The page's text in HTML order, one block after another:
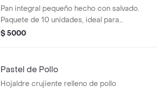
Pan integral pequeño hecho con salvado.
Paquete de 10 unidades, ideal para
acompañar comidas o café.
$ 5000
Pastel de Pollo
Hojaldre crujiente relleno de pollo